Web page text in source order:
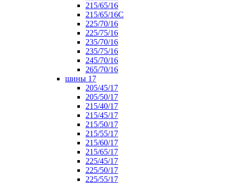
215/65/16
215/65/16С
225/70/16
225/75/16
235/70/16
235/75/16
245/70/16
265/70/16
шины 17
205/45/17
205/50/17
215/40/17
215/45/17
215/50/17
215/55/17
215/60/17
215/65/17
225/45/17
225/50/17
225/55/17